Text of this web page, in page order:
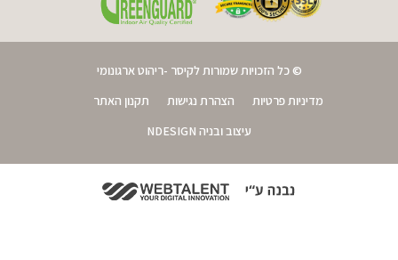
© כל הזכויות שמורות לקיסר -ריהוט ארגונומי
מדיניות פרטיות
הצהרת נגישות
תקנון האתר
עיצוב ובניה NDESIGN